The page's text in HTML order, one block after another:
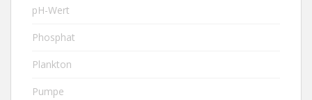
pH-Wert
Phosphat
Plankton
Pumpe